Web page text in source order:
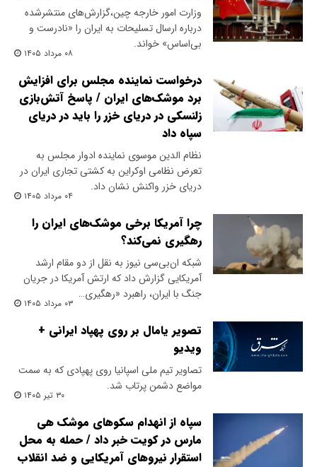
وزارت امور خارجه چین،گزارش‌های منتشرشده
درباره ارسال تسلیحات به ایران را «نادرست و
بی‌اساس» خواند.
۰۸ مرداد ۱۴۰۵
درخواست نماینده مجلس برای افزایش
برد موشک‌های ایران / پاسخ آتش‌بازی
زلنسکی در دریای خزر را باید در دریای
سپاه داد
نظام الدین موسوی نماینده ادوار مجلس به
تعرض نظامی اوکراین به کشتی تجاری ایران در
دریای خزر واکنش نشان داد.
۰۴ مرداد ۱۴۰۵
چرا آمریکا برخی موشک‌های ایران را
رهگیری نمی‌کند؟
شبکه ان‌بی‌سی نیوز به نقل از دو مقام ارشد
آمریکایی گزارش داد که ارتش آمریکا در جریان
جنگ با ایران، راهبرد «رهگیری…
۰۳ مرداد ۱۴۰۵
تصویر یامال بر روی پهپاد ایرانی +
ویدیو
تصاویر تیم ملی اسپانیا روی پهپادی که به سمت
مواضع دشمن پرتاب شد.
۳۰ تیر ۱۴۰۵
سپاه از انهدام سکوهای موشک هی
مارس در کویت خبر داد / حمله به محل
استقرار نیروهای آمریکایی و ضد انقلاب